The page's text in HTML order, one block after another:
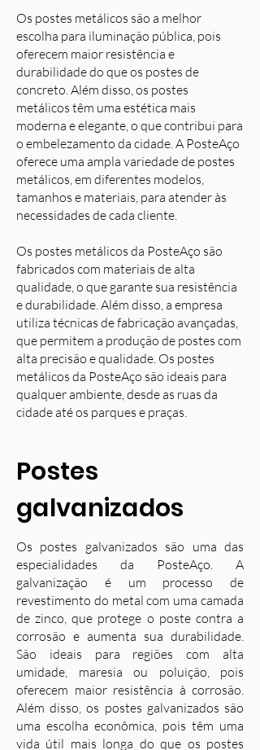
Os postes metálicos são a melhor
escolha para iluminação pública, pois
oferecem maior resistência e
durabilidade do que os postes de
concreto. Além disso, os postes
metálicos têm uma estética mais
moderna e elegante, o que contribui para
o embelezamento da cidade. A PosteAço
oferece uma ampla variedade de postes
metálicos, em diferentes modelos,
tamanhos e materiais, para atender às
necessidades de cada cliente.
Os postes metálicos da PosteAço são
fabricados com materiais de alta
qualidade, o que garante sua resistência
e durabilidade. Além disso, a empresa
utiliza técnicas de fabricação avançadas,
que permitem a produção de postes com
alta precisão e qualidade. Os postes
metálicos da PosteAço são ideais para
qualquer ambiente, desde as ruas da
cidade até os parques e praças.
Postes
galvanizados
Os postes galvanizados são uma das
especialidades da PosteAço. A
galvanização é um processo de
revestimento do metal com uma camada
de zinco, que protege o poste contra a
corrosão e aumenta sua durabilidade.
São ideais para regiões com alta
umidade, maresia ou poluição, pois
oferecem maior resistência à corrosão.
Além disso, os postes galvanizados são
uma escolha econômica, pois têm uma
vida útil mais longa do que os postes